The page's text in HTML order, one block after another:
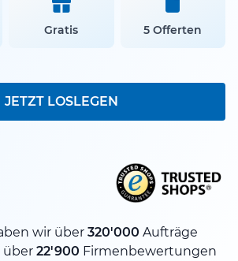
Gratis 5 Offerten
JETZT LOSLEGEN
wir über 320'000 Aufträge
22'900 Firmenbewertungen